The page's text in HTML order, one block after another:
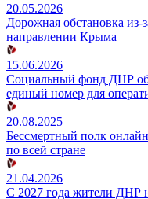
20.05.2026
Дорожная обстановка
направлении Крыма
15.06.2026
Социальный фонд ДНР
единый номер для
20.08.2025
Бессмертный полк
по всей стране
21.04.2026
С 2027 года жители ДНР